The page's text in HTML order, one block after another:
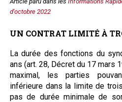
d'octobre 2022
UN CONTRAT LIMITÉ À
La durée des fonctions du
ans (art. 28, Décret du 17 mars
maximal, les parties
inférieure dans la limite de trois
pas de durée minimale de